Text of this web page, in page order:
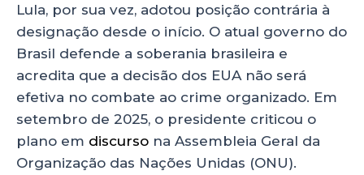
Lula, por sua vez, adotou posição contrária à
designação desde o início. O atual governo do
Brasil defende a soberania brasileira e
acredita que a decisão dos EUA não será
efetiva no combate ao crime organizado. Em
setembro de 2025, o presidente criticou o
plano em discurso na Assembleia Geral da
Organização das Nações Unidas (ONU).